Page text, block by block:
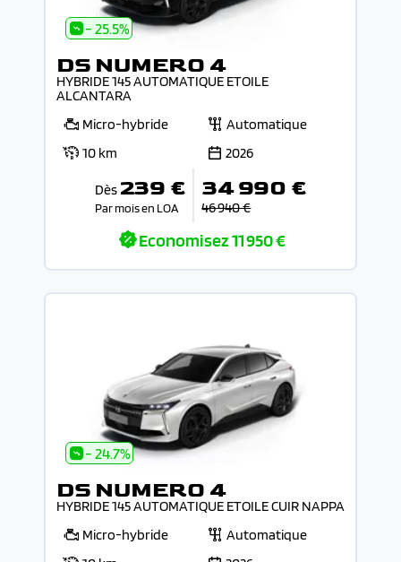
- 25.5%
DS NUMERO 4
HYBRIDE 145 AUTOMATIQUE ETOILE
ALCANTARA
Micro-hybride
Automatique
10 km
2026
Dès 239 €
Par mois en LOA
34 990 €
46 940 €
Economisez11 950 €
- 24.7%
DS NUMERO 4
HYBRIDE 145 AUTOMATIQUE ETOILE CUIR NAPPA
Micro-hybride
Automatique